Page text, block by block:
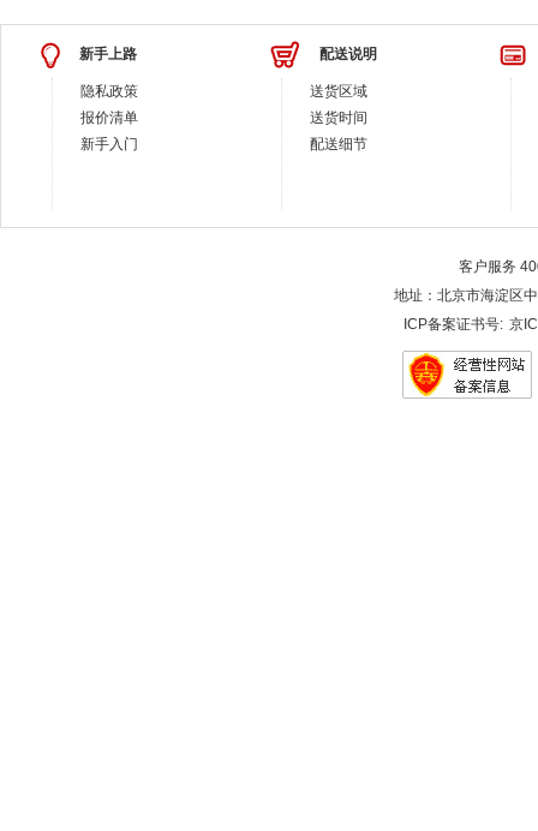
新手上路
隐私政策
报价清单
新手入门
配送说明
送货区域
送货时间
配送细节
客户服务
地址：北京市海淀区
ICP备案证书号: 京